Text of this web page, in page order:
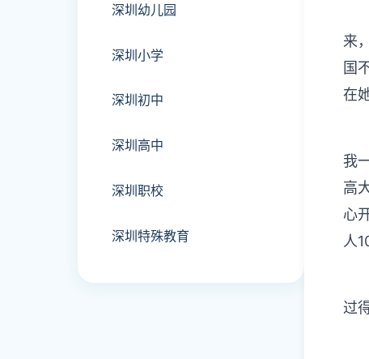
深圳幼儿园
深圳小学
深圳初中
深圳高中
深圳职校
深圳特殊教育
来
国
在
我
高
心
人
⑦
过
⑧